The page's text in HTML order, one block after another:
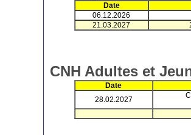
Date
06.12.2026
21.03.2027
CNH Adultes et
Date
28.02.2027